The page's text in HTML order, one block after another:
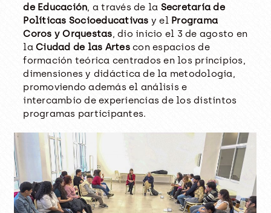
de Educación, a través de la Secretaría de
Políticas Socioeducativas y el Programa
Coros y Orquestas, dio inicio el 3 de agosto en
laCiudad de las Artescon espacios de
formación teórica centrados en los principios,
dimensiones y didáctica de la metodología,
promoviendo además el análisis e
intercambio de experiencias de los distintos
programas participantes.